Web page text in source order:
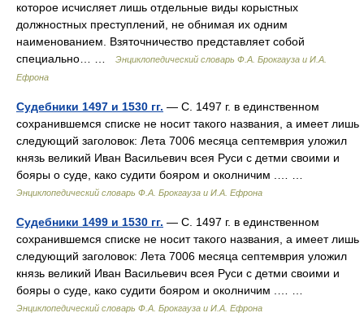
которое исчисляет лишь отдельные виды корыстных
должностных преступлений, не обнимая их одним
наименованием. Взяточничество представляет собой
специально… …
Энциклопедический словарь Ф.А. Брокгауза и И.А.
Ефрона
Судебники 1497 и 1530 гг. — С. 1497 г. в единственном
сохранившемся списке не носит такого названия, а имеет лишь
следующий заголовок: Лета 7006 месяца септемврия уложил
князь великий Иван Васильевич всея Руси с детми своими и
бояры о суде, како судити бояром и околничим .… …
Энциклопедический словарь Ф.А. Брокгауза и И.А. Ефрона
Судебники 1499 и 1530 гг. — С. 1497 г. в единственном
сохранившемся списке не носит такого названия, а имеет лишь
следующий заголовок: Лета 7006 месяца септемврия уложил
князь великий Иван Васильевич всея Руси с детми своими и
бояры о суде, како судити бояром и околничим .… …
Энциклопедический словарь Ф.А. Брокгауза и И.А. Ефрона